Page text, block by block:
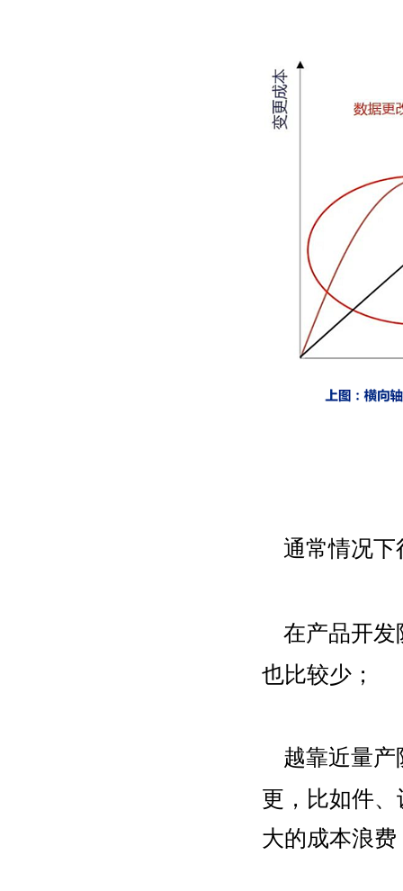
通常情况下
在产品开发
也比较少；
越靠近量
更，比如件
大的成本浪费